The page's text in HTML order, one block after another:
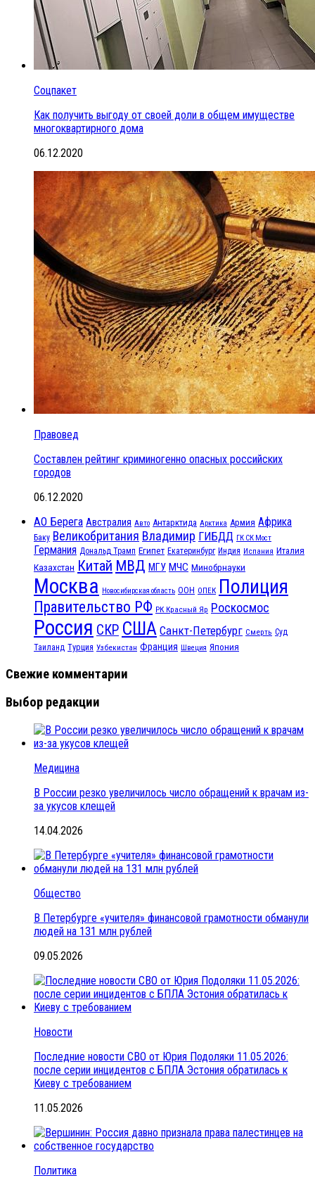
Соцпакет
Как получить выгоду от своей доли в общем имуществе
многоквартирного дома
06.12.2020
Правовед
Составлен рейтинг криминогенно опасных российских
городов
06.12.2020
АО Берега Австралия Авто Антарктида Арктика Армия Африка
Баку Великобритания Владимир ГИБДД ГК СК Мост
Германия Дональд Трамп Египет Екатеринбург Индия Испания Италия
Казахстан Китай МВД МГУ МЧС Минобрнауки
Москва Новосибирская область ООН ОПЕК Полиция
Правительство РФ РК Красный Яр Роскосмос
Россия СКР США Санкт-Петербург Смерть Суд
Таиланд Турция Узбекистан Франция Швеция Япония
Свежие комментарии
Выбор редакции
Медицина
В России резко увеличилось число обращений к врачам из-
за укусов клещей
14.04.2026
Общество
В Петербурге «учителя» финансовой грамотности обманули
людей на 131 млн рублей
09.05.2026
Новости
Последние новости СВО от Юрия Подоляки 11.05.2026:
после серии инцидентов с БПЛА Эстония обратилась к
Киеву с требованием
11.05.2026
Политика